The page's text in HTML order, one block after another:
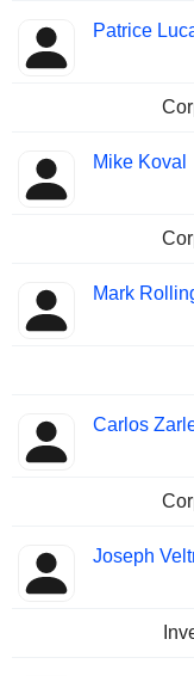
Patrice
Mike Koval
Mark
Carlos
Joseph